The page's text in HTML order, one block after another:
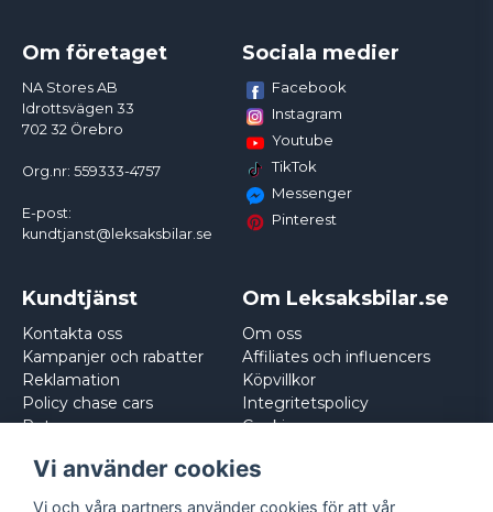
Om företaget
NA Stores AB
Idrottsvägen 33
702 32 Örebro
Org.nr: 559333-4757
E-post:
kundtjanst@leksaksbilar.se
Sociala medier
Facebook
Instagram
Youtube
TikTok
Messenger
Pinterest
Kundtjänst
Kontakta oss
Kampanjer och rabatter
Reklamation
Policy chase cars
Returnera
Om Leksaksbilar.se
Om oss
Affiliates och influencers
Köpvillkor
Integritetspolicy
Cookies
Vi använder cookies
Vi och våra partners använder cookies för att vår